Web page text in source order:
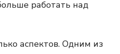
работать над
аспектов. Одним из